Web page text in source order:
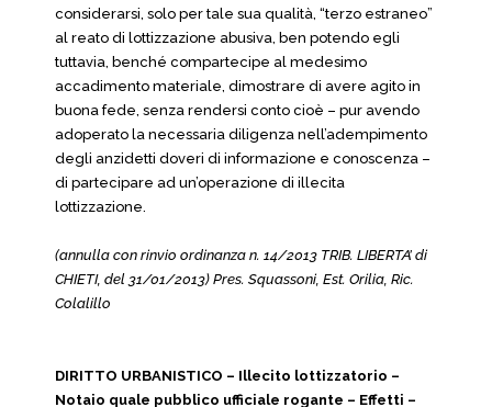
considerarsi, solo per tale sua qualità, “terzo estraneo”
al reato di lottizzazione abusiva, ben potendo egli
tuttavia, benché compartecipe al medesimo
accadimento materiale, dimostrare di avere agito in
buona fede, senza rendersi conto cioè – pur avendo
adoperato la necessaria diligenza nell’adempimento
degli anzidetti doveri di informazione e conoscenza –
di partecipare ad un’operazione di illecita
lottizzazione.
(annulla con rinvio ordinanza n. 14/2013 TRIB. LIBERTA’ di
CHIETI, del 31/01/2013) Pres. Squassoni, Est. Orilia, Ric.
Colalillo
DIRITTO URBANISTICO – Illecito lottizzatorio –
Notaio quale pubblico ufficiale rogante – Effetti –